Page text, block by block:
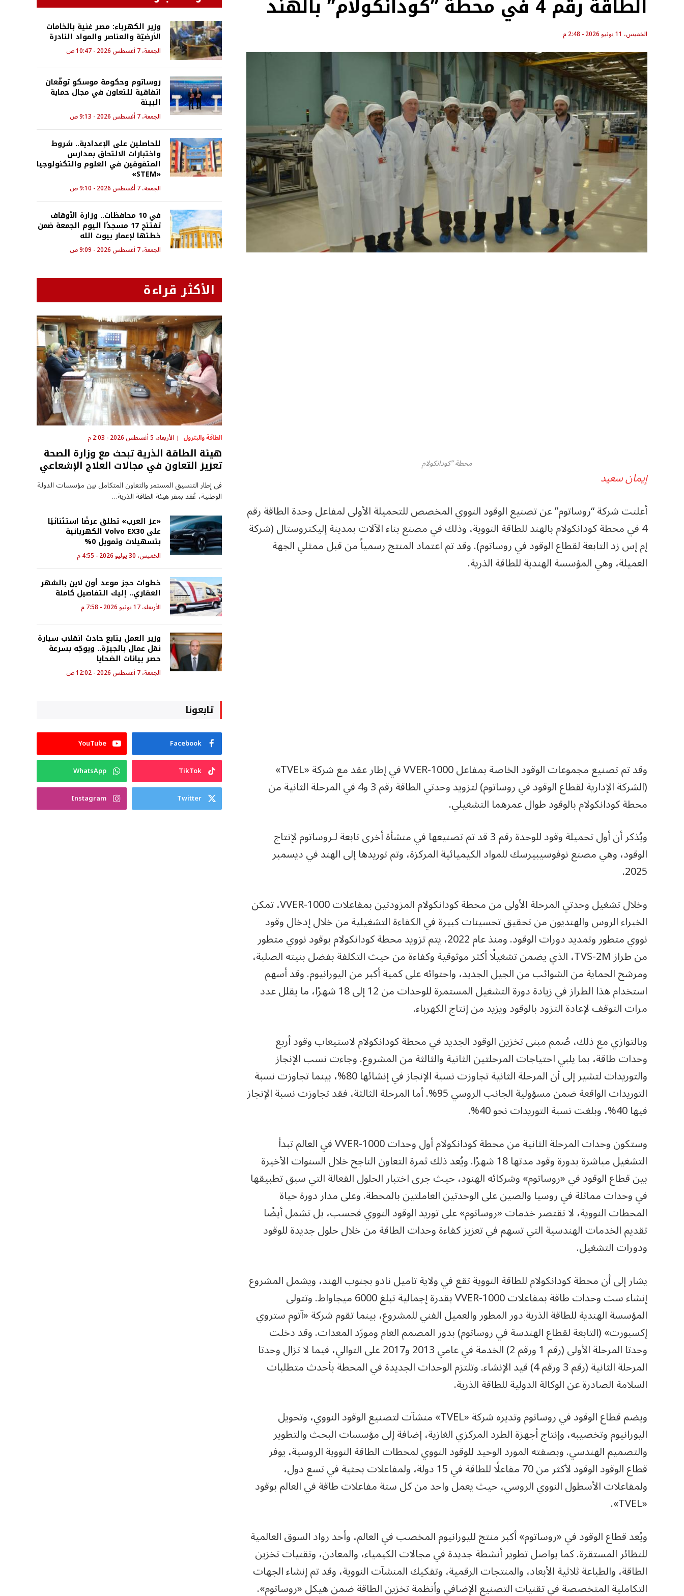
الطاقة رقم 4 في محطة ”كودانكولام” بالهند
الخميس، 11 يونيو 2026 - 2:48 م
محطة ”كودانكولام
إيمان سعيد
أعلنت شركة “روساتوم” عن تصنيع الوقود النووي المخصص للتحميلة الأولى لمفاعل وحدة الطاقة رقم
4 في محطة كودانكولام بالهند للطاقة النووية، وذلك في مصنع بناء الآلات بمدينة إليكتروستال (شركة
إم إس زد التابعة لقطاع الوقود في روساتوم). وقد تم اعتماد المنتج رسمياً من قبل ممثلي الجهة
العميلة، وهي المؤسسة الهندية للطاقة الذرية.
وقد تم تصنيع مجموعات الوقود الخاصة بمفاعل VVER-1000 في إطار عقد مع شركة «TVEL»
(الشركة الإدارية لقطاع الوقود في روساتوم) لتزويد وحدتي الطاقة رقم 3 و4 في المرحلة الثانية من
محطة كودانكولام بالوقود طوال عمرهما التشغيلي.
ويُذكر أن أول تحميلة وقود للوحدة رقم 3 قد تم تصنيعها في منشأة أخرى تابعة لـروساتوم لإنتاج
الوقود، وهي مصنع نوفوسيبيرسك للمواد الكيميائية المركزة، وتم توريدها إلى الهند في ديسمبر
2025.
وخلال تشغيل وحدتي المرحلة الأولى من محطة كودانكولام المزودتين بمفاعلات VVER-1000، تمكن
الخبراء الروس والهنديون من تحقيق تحسينات كبيرة في الكفاءة التشغيلية من خلال إدخال وقود
نووي متطور وتمديد دورات الوقود. ومنذ عام 2022، يتم تزويد محطة كودانكولام بوقود نووي متطور
من طراز TVS-2M، الذي يضمن تشغيلًا أكثر موثوقية وكفاءة من حيث التكلفة بفضل بنيته الصلبة،
ومرشح الحماية من الشوائب من الجيل الجديد، واحتوائه على كمية أكبر من اليورانيوم. وقد أسهم
استخدام هذا الطراز في زيادة دورة التشغيل المستمرة للوحدات من 12 إلى 18 شهرًا، ما يقلل عدد
مرات التوقف لإعادة التزود بالوقود ويزيد من إنتاج الكهرباء.
وبالتوازي مع ذلك، صُمم مبنى تخزين الوقود الجديد في محطة كودانكولام لاستيعاب وقود أربع
وحدات طاقة، بما يلبي احتياجات المرحلتين الثانية والثالثة من المشروع. وجاءت نسب الإنجاز
والتوريدات لتشير إلى أن المرحلة الثانية تجاوزت نسبة الإنجاز في إنشائها 80%، بينما تجاوزت نسبة
التوريدات الواقعة ضمن مسؤولية الجانب الروسي 95%. أما المرحلة الثالثة، فقد تجاوزت نسبة الإنجاز
فيها 40%، وبلغت نسبة التوريدات نحو 40%.
وستكون وحدات المرحلة الثانية من محطة كودانكولام أول وحدات VVER-1000 في العالم تبدأ
التشغيل مباشرة بدورة وقود مدتها 18 شهرًا. ويُعد ذلك ثمرة التعاون الناجح خلال السنوات الأخيرة
بين قطاع الوقود في «روساتوم» وشركائه الهنود، حيث جرى اختبار الحلول الفعالة التي سبق تطبيقها
في وحدات مماثلة في روسيا والصين على الوحدتين العاملتين بالمحطة. وعلى مدار دورة حياة
المحطات النووية، لا تقتصر خدمات «روساتوم» على توريد الوقود النووي فحسب، بل تشمل أيضًا
تقديم الخدمات الهندسية التي تسهم في تعزيز كفاءة وحدات الطاقة من خلال حلول جديدة للوقود
ودورات التشغيل.
يشار إلى أن محطة كودانكولام للطاقة النووية تقع في ولاية تاميل نادو بجنوب الهند، ويشمل المشروع
إنشاء ست وحدات طاقة بمفاعلات VVER-1000 بقدرة إجمالية تبلغ 6000 ميجاواط. وتتولى
المؤسسة الهندية للطاقة الذرية دور المطور والعميل الفني للمشروع، بينما تقوم شركة «آتوم ستروي
إكسبورت» (التابعة لقطاع الهندسة في روساتوم) بدور المصمم العام ومورّد المعدات. وقد دخلت
وحدتا المرحلة الأولى (رقم 1 ورقم 2) الخدمة في عامي 2013 و2017 على التوالي، فيما لا تزال وحدتا
المرحلة الثانية (رقم 3 ورقم 4) قيد الإنشاء. وتلتزم الوحدات الجديدة في المحطة بأحدث متطلبات
السلامة الصادرة عن الوكالة الدولية للطاقة الذرية.
ويضم قطاع الوقود في روساتوم وتديره شركة «TVEL» منشآت لتصنيع الوقود النووي، وتحويل
اليورانيوم وتخصيبه، وإنتاج أجهزة الطرد المركزي الغازية، إضافة إلى مؤسسات البحث والتطوير
والتصميم الهندسي. وبصفته المورد الوحيد للوقود النووي لمحطات الطاقة النووية الروسية، يوفر
قطاع الوقود الوقود لأكثر من 70 مفاعلًا للطاقة في 15 دولة، ولمفاعلات بحثية في تسع دول،
ولمفاعلات الأسطول النووي الروسي، حيث يعمل واحد من كل ستة مفاعلات طاقة في العالم بوقود
«TVEL».
ويُعد قطاع الوقود في «روساتوم» أكبر منتج لليورانيوم المخصب في العالم، وأحد رواد السوق العالمية
للنظائر المستقرة. كما يواصل تطوير أنشطة جديدة في مجالات الكيمياء، والمعادن، وتقنيات تخزين
الطاقة، والطباعة ثلاثية الأبعاد، والمنتجات الرقمية، وتفكيك المنشآت النووية، وقد تم إنشاء الجهات
التكاملية المتخصصة في تقنيات التصنيع الإضافي وأنظمة تخزين الطاقة ضمن هيكل «روساتوم».
وزير الكهرباء: مصر غنية بالخامات
الأرضيّة والعناصر والمواد النادرة
الجمعة، 7 أغسطس 2026 - 10:47 ص
روساتوم وحكومة موسكو توقّعان
اتفاقية للتعاون في مجال حماية
البيئة
الجمعة، 7 أغسطس 2026 - 9:13 ص
للحاصلين على الإعدادية.. شروط
واختبارات الالتحاق بمدارس
المتفوقين في العلوم والتكنولوجيا
«STEM»
الجمعة، 7 أغسطس 2026 - 9:10 ص
في 10 محافظات.. وزارة الأوقاف
تفتتح 17 مسجدًا اليوم الجمعة ضمن
خطتها لإعمار بيوت الله
الجمعة، 7 أغسطس 2026 - 9:09 ص
الأكثر قراءة
الطاقة والبترول الأربعاء، 5 أغسطس 2026 - 2:03 م
هيئة الطاقة الذرية تبحث مع وزارة الصحة
تعزيز التعاون في مجالات العلاج الإشعاعي
في إطار التنسيق المستمر والتعاون المتكامل بين مؤسسات الدولة
الوطنية، عُقد بمقر هيئة الطاقة الذرية…
«عز العرب» تطلق عرضًا استثنائيًا
على Volvo EX30 الكهربائية
بتسهيلات وتمويل 0%
الخميس، 30 يوليو 2026 - 4:55 م
خطوات حجز موعد أون لاين بالشهر
العقاري.. إليك التفاصيل كاملة
الأربعاء، 17 يونيو 2026 - 7:58 م
وزير العمل يتابع حادث انقلاب سيارة
نقل عمال بالجيزة.. ويوجّه بسرعة
حصر بيانات الضحايا
الجمعة، 7 أغسطس 2026 - 12:02 ص
تابعونا
Facebook
YouTube
TikTok
WhatsApp
Twitter
Instagram